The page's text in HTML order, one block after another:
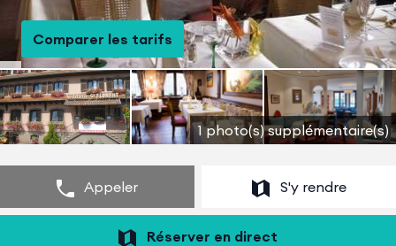
Comparer les tarifs
1 photo(s) supplémentaire(s)
Appeler S'y rendre
Réserver en direct